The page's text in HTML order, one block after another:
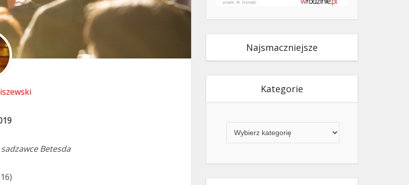
Betesda
Najsmaczniejsze
Kategorie